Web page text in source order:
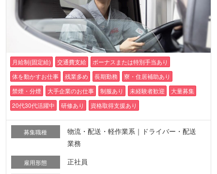
月給制(固定給) 交通費支給
ボーナスまたは特別手当あり
体を動かすお仕事
残業多め 長期勤務
寮・住居補助あり
禁煙・分煙
大手企業のお仕事 制服あり 未経験者歓迎
大量募集
20代30代活躍中
研修あり 資格取得支援あり
募集職種
物流・配送・軽作業系｜ドライバー・配送
業務
雇用形態 正社員